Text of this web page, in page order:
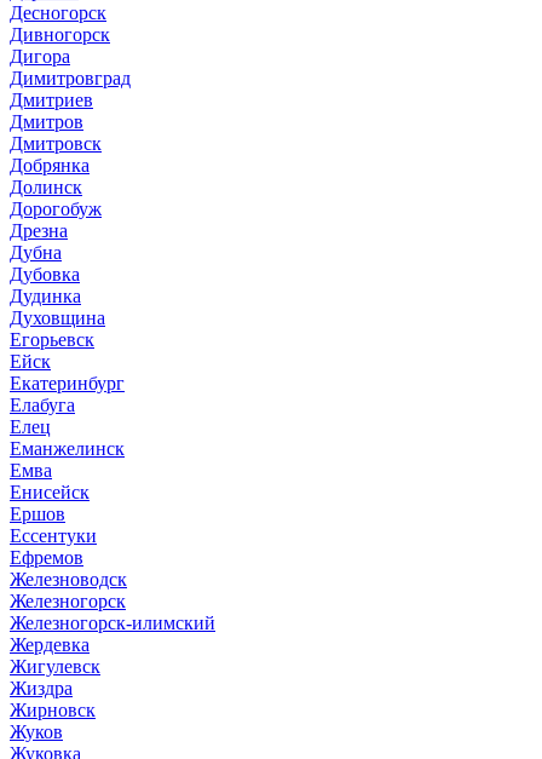
Десногорск
Дивногорск
Дигора
Димитровград
Дмитриев
Дмитров
Дмитровск
Добрянка
Долинск
Дорогобуж
Дрезна
Дубна
Дубовка
Дудинка
Духовщина
Егорьевск
Ейск
Екатеринбург
Елабуга
Елец
Еманжелинск
Емва
Енисейск
Ершов
Ессентуки
Ефремов
Железноводск
Железногорск
Железногорск-илимский
Жердевка
Жигулевск
Жиздра
Жирновск
Жуков
Жуковка